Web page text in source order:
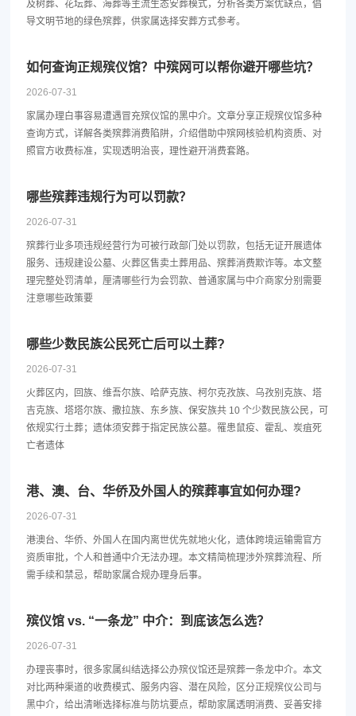
及树葬、花坛葬、海葬等主流生态安葬模式，分析各类方案优缺点，倡
导文明节地的绿色殡葬，供家属选择安葬方式参考。
如何查询正规殡仪馆？中殡网可以帮你避开哪些坑？
2026-07-31
家属办理白事容易遭遇冒充殡仪馆的黑中介。文章分享正规殡仪馆多种
查询方式，详解各类殡葬消费陷阱，介绍借助中殡网核验机构资质、对
照官方收费标准，实现透明治丧，理性避开消费套路。
哪些殡葬违规行为可以罚款？
2026-07-31
殡葬行业多项违规经营行为可被行政部门处以罚款，包括无证开展遗体
服务、违规建设公墓、火葬区售卖土葬用品、殡葬消费欺诈等。本文整
理完整处罚清单，厘清哪些行为会罚款、普通家属与中介商家分别需要
注意哪些政策要
哪些少数民族公民死亡后可以土葬?
2026-07-31
火葬区内，回族、维吾尔族、哈萨克族、柯尔克孜族、乌孜别克族、塔
吉克族、塔塔尔族、撒拉族、东乡族、保安族共 10 个少数民族公民，可
依规实行土葬；遗体须安葬于指定民族公墓。罹患鼠疫、霍乱、炭疽死
亡者遗体
港、澳、台、华侨及外国人的殡葬事宜如何办理?
2026-07-31
港澳台、华侨、外国人在国内离世优先就地火化，遗体跨境运输需官方
资质审批，个人和普通中介无法办理。本文精简梳理涉外殡葬流程、所
需手续和禁忌，帮助家属合规办理身后事。
殡仪馆 vs. “一条龙” 中介：到底该怎么选？
2026-07-31
办理丧事时，很多家属纠结选择公办殡仪馆还是殡葬一条龙中介。本文
对比两种渠道的收费模式、服务内容、潜在风险，区分正规殡仪公司与
黑中介，给出清晰选择标准与防坑要点，帮助家属透明消费、妥善安排